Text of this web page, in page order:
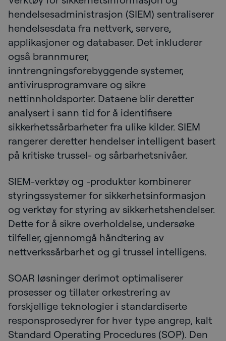
hendelsesadministrasjon (SIEM) sentraliserer
hendelsesdata fra nettverk, servere,
applikasjoner og databaser. Det inkluderer
også brannmurer,
inntrengningsforebyggende systemer,
antivirusprogramvare og sikre
nettinnholdsporter. Dataene blir deretter
analysert i sann tid for å identifisere
sikkerhetssårbarheter fra ulike kilder. SIEM
rangerer deretter hendelser intelligent basert
på kritiske trussel- og sårbarhetsnivåer.
SIEM-verktøy og -produkter kombinerer
styringssystemer for sikkerhetsinformasjon
og verktøy for styring av sikkerhetshendelser.
Dette for å sikre overholdelse, undersøke
tilfeller, gjennomgå håndtering av
nettverkssårbarhet og gi trussel intelligens.
SOAR løsninger derimot optimaliserer
prosesser og tillater orkestrering av
forskjellige teknologier i standardiserte
responsprosedyrer for hver type angrep, kalt
Standard Operating Procedures (SOP). Den